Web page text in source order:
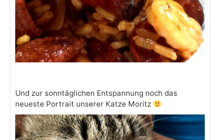
Und zur sonntäglichen Entspannung noch das
neueste Portrait unserer Katze Moritz